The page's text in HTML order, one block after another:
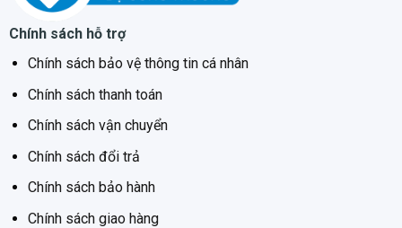
Chính sách hỗ trợ
Chính sách bảo vệ thông tin cá nhân
Chính sách thanh toán
Chính sách vận chuyển
Chính sách đổi trả
Chính sách bảo hành
Chính sách giao hàng